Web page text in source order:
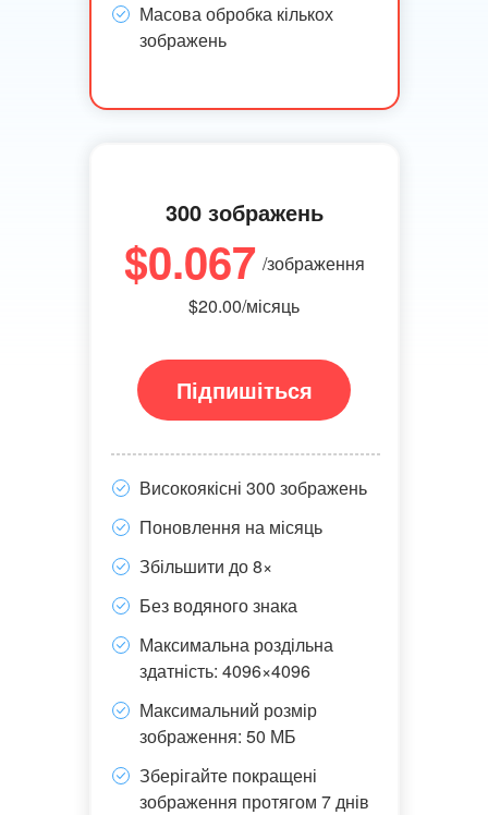
Масова обробка кількох
зображень
300 зображень
$0.067 /зображення
$20.00/місяць
Підпишіться
Високоякісні 300 зображень
Поновлення на місяць
Збільшити до 8×
Без водяного знака
Максимальна роздільна
здатність: 4096×4096
Максимальний розмір
зображення: 50 МБ
Зберігайте покращені
зображення протягом 7 днів